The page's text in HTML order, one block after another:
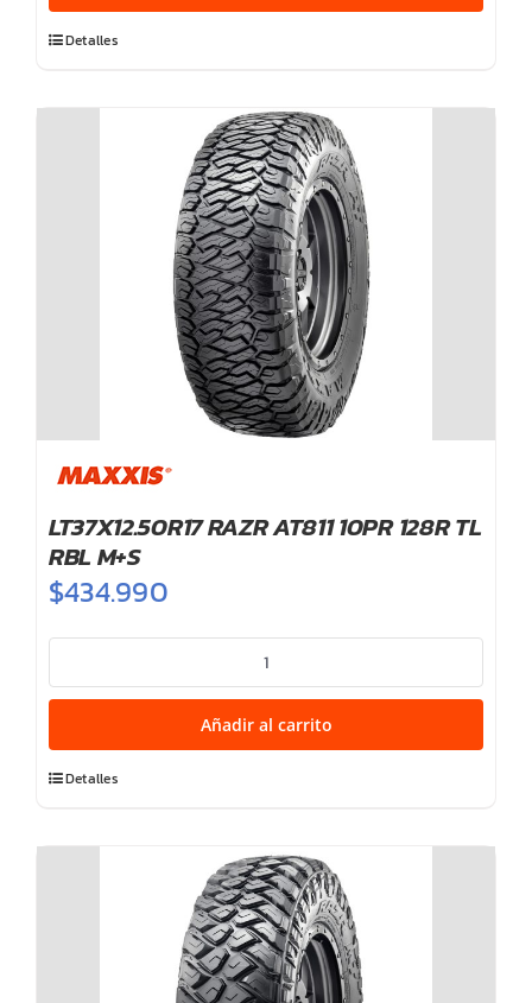
cantidad
Detalles
LT37X12.50R17 RAZR AT811 10PR 128R TL
RBL M+S
$434.990
RAZR
AT811
128R
M+S
Añadir al carrito
Detalles